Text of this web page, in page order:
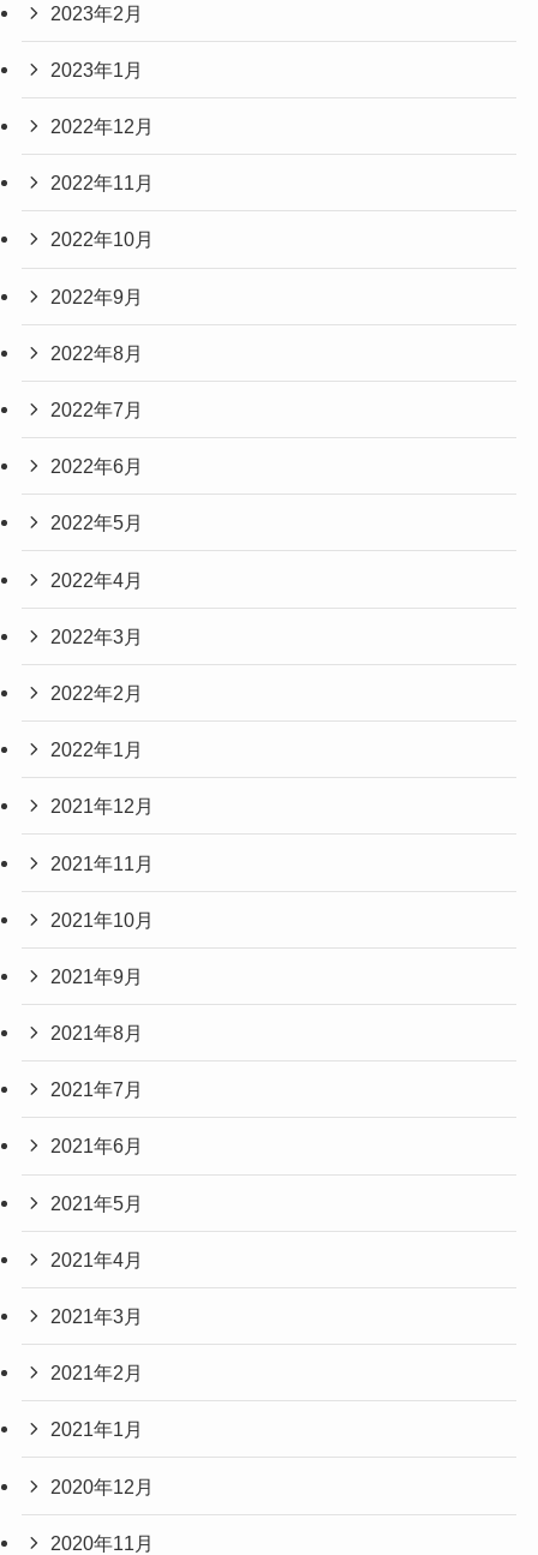
2023年2月
2023年1月
2022年12月
2022年11月
2022年10月
2022年9月
2022年8月
2022年7月
2022年6月
2022年5月
2022年4月
2022年3月
2022年2月
2022年1月
2021年12月
2021年11月
2021年10月
2021年9月
2021年8月
2021年7月
2021年6月
2021年5月
2021年4月
2021年3月
2021年2月
2021年1月
2020年12月
2020年11月